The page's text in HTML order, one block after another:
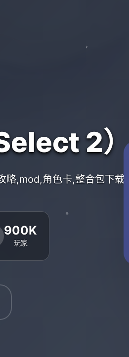
2
略,mod,角色卡,整合包下载
900K
玩家